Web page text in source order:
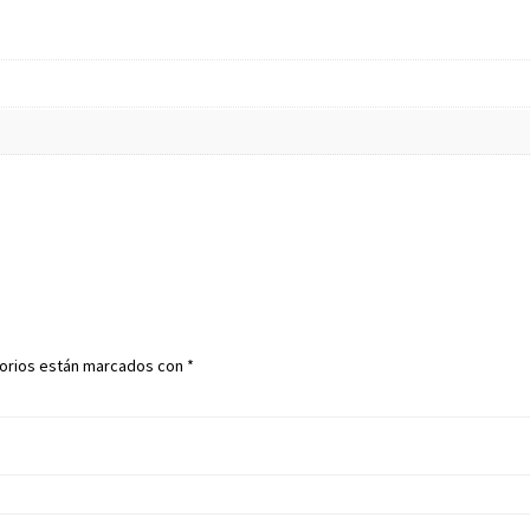
están marcados con *